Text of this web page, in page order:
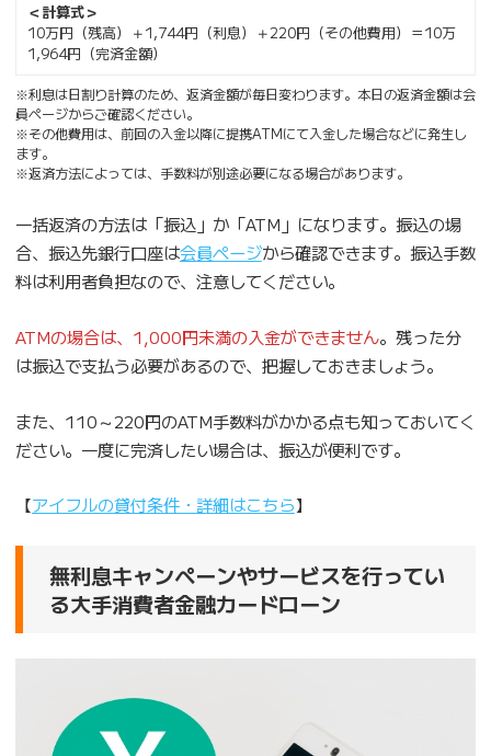
＜計算式＞
10万円（残高）＋1,744円（利息）＋220円（その他費用）＝10万
1,964円（完済金額）
※利息は日割り計算のため、返済金額が毎日変わります。本日の返済金額は会
員ページからご確認ください。
※その他費用は、前回の入金以降に提携ATMにて入金した場合などに発生し
ます。
※返済方法によっては、手数料が別途必要になる場合があります。
一括返済の方法は「振込」か「ATM」になります。振込の場
合、振込先銀行口座は会員ページから確認できます。振込手数
料は利用者負担なので、注意してください。
ATMの場合は、1,000円未満の入金ができません。残った分
は振込で支払う必要があるので、把握しておきましょう。
また、110～220円のATM手数料がかかる点も知っておいてく
ださい。一度に完済したい場合は、振込が便利です。
【アイフルの貸付条件・詳細はこちら】
無利息キャンペーンやサービスを行ってい
る大手消費者金融カードローン